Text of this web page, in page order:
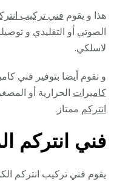
هذا و يقوم فني تركيب
الصوتي أو التقليدي و
لاسلكي.
و نقوم أيضا بتوفير فني
كاميرات الحرارية أو
انتركم ممتاز.
فني انتركم
يقوم فني تركيب انتركم